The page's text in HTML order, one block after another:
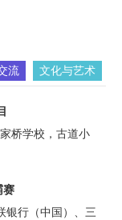
流 文化与艺术
桥学校，古道小
赛
银行（中国）、三